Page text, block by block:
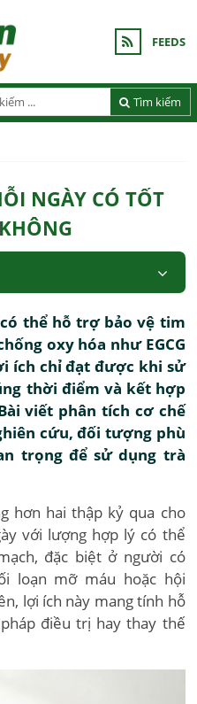
FEEDS
Tìm kiếm
NGÀY CÓ TỐT
thể hỗ trợ bảo vệ tim
oxy hóa như EGCG
ích chỉ đạt được khi sử
thời điểm và kết hợp
viết phân tích cơ chế
cứu, đối tượng phù
trọng để sử dụng trà
hơn hai thập kỷ qua cho
với lượng hợp lý có thể
đặc biệt ở người có
loạn mỡ máu hoặc hội
lợi ích này mang tính hỗ
điều trị hay thay thế